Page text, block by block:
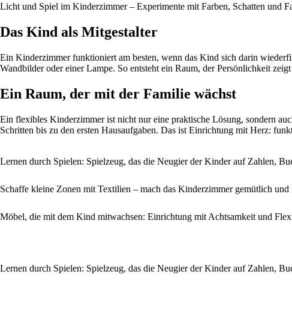
Licht und Spiel im Kinderzimmer – Experimente mit Farben, Schatten und
Das Kind als Mitgestalter
Ein Kinderzimmer funktioniert am besten, wenn das Kind sich darin
Wandbilder oder einer Lampe. So entsteht ein Raum, der Persönlichkeit
Ein Raum, der mit der Familie wächst
Ein flexibles Kinderzimmer ist nicht nur eine praktische Lösung, sondern
Schritten bis zu den ersten Hausaufgaben. Das ist Einrichtung mit Herz:
Lernen durch Spielen: Spielzeug, das die Neugier der Kinder auf Zahlen,
Schaffe kleine Zonen mit Textilien – mach das Kinderzimmer gemütlich
Möbel, die mit dem Kind mitwachsen: Einrichtung mit Achtsamkeit und
Lernen durch Spielen: Spielzeug, das die Neugier der Kinder auf Zahlen,